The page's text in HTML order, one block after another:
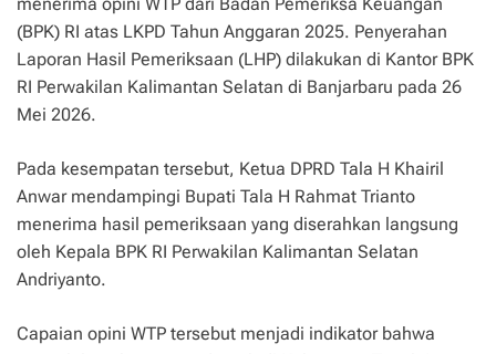
(BPK) RI atas LKPD Tahun Anggaran 2025. Penyerahan
Laporan Hasil Pemeriksaan (LHP) dilakukan di Kantor BPK
RI Perwakilan Kalimantan Selatan di Banjarbaru pada 26
Mei 2026.
Pada kesempatan tersebut, Ketua DPRD Tala H Khairil
Anwar mendampingi Bupati Tala H Rahmat Trianto
menerima hasil pemeriksaan yang diserahkan langsung
oleh Kepala BPK RI Perwakilan Kalimantan Selatan
Andriyanto.
Capaian opini WTP tersebut menjadi indikator bahwa